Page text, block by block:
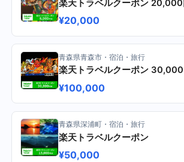
楽天トラベルクーポン 20,000
¥20,000
青森県青森市・宿泊・旅行
楽天トラベルクーポン 30,000
¥100,000
青森県深浦町・宿泊・旅行
楽天トラベルクーポン
¥50,000